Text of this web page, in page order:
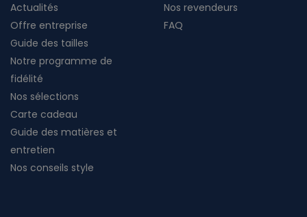
Actualités
Offre entreprise
Nos revendeurs
FAQ
Guide des tailles
Notre programme de
fidélité
Nos sélections
Carte cadeau
Guide des matières et
entretien
Nos conseils style